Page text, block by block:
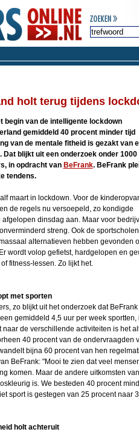
holt terug tijdens
begin van de intelligente lockdown
gemiddeld 40 procent minder tijd
van de mentale fitheid is gezakt van
Dat blijkt uit een onderzoek onder 1000
in opdracht van BeFrank. BeFrank
tendens.
maart in lockdown. Voor de
de regels nu versoepeld, zo kondigde
afgelopen dinsdag aan. Maar voor
streng. Ook de
alternatieven hebben gevonden
wordt volop gefietst, hardgelopen en
fitness-lessen. Zo lijkt het.
met sporten
zo blijkt uit het onderzoek dat
gemiddeld 4,5 uur per week
naar de verschillende activiteiten is het
40 procent van de ondervraagden
bijna 60 procent van hen
BeFrank: "Mooi te zien dat veel
komen. Maar de andere uitkomsten
is. We besteden 40 procent
sport is gestegen van 25 procent naar
holt achteruit